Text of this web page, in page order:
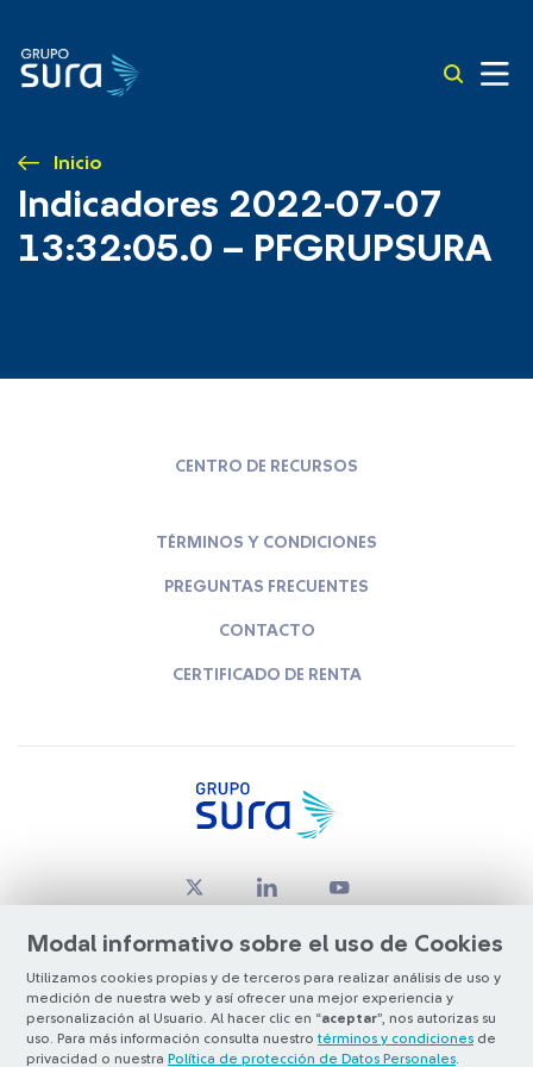
Inicio
Indicadores 2022-07-07
13:32:05.0 – PFGRUPSURA
Modal informativo sobre el uso de Cookies
Utilizamos cookies propias y de terceros para realizar análisis de uso y
medición de nuestra web y así ofrecer una mejor experiencia y
personalización al Usuario. Al hacer clic en “aceptar”, nos autorizas su
uso. Para más información consulta nuestro términos y condiciones de
privacidad o nuestra Política de protección de Datos Personales
CENTRO DE RECURSOS
TÉRMINOS Y CONDICIONES
PREGUNTAS FRECUENTES
CONTACTO
CERTIFICADO DE RENTA
© Copyright Grupo SURA 2026